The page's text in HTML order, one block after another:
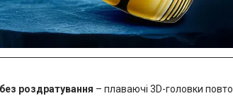
роздратування – плаваючі 3D-головки